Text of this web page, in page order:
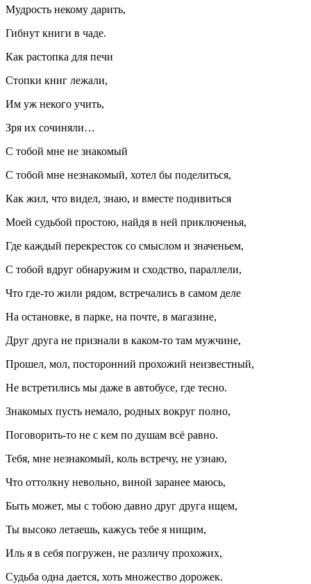
Мудрость некому дарить,
Гибнут книги в чаде.
Как растопка для печи
Стопки книг лежали,
Им уж некого учить,
Зря их сочиняли…
С тобой мне не знакомый
С тобой мне незнакомый, хотел бы поделиться,
Как жил, что видел, знаю, и вместе подивиться
Моей судьбой простою, найдя в ней приключенья,
Где каждый перекресток со смыслом и значеньем,
С тобой вдруг обнаружим и сходство, параллели,
Что где-то жили рядом, встречались в самом деле
На остановке, в парке, на почте, в магазине,
Друг друга не признали в каком-то там мужчине,
Прошел, мол, посторонний прохожий неизвестный,
Не встретились мы даже в автобусе, где тесно.
Знакомых пусть немало, родных вокруг полно,
Поговорить-то не с кем по душам всё равно.
Тебя, мне незнакомый, коль встречу, не узнаю,
Что оттолкну невольно, виной заранее маюсь,
Быть может, мы с тобою давно друг друга ищем,
Ты высоко летаешь, кажусь тебе я нищим,
Иль я в себя погружен, не различу прохожих,
Судьба одна дается, хоть множество дорожек.